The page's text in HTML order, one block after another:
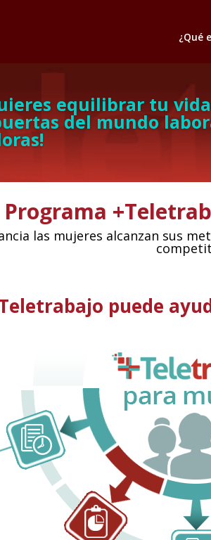
¿Qué
equilibrar tu
del mundo
Programa
las mujeres alcanzan sus
puede